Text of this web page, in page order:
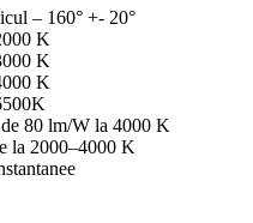
– 160° +- 20°
K
K
K
80 lm/W la 4000 K
la 2000–4000 K